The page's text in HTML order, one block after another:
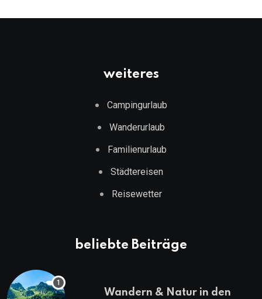
weiteres
Campingurlaub
Wanderurlaub
Familienurlaub
Städtereisen
Reisewetter
beliebte Beiträge
Wandern & Natur in den